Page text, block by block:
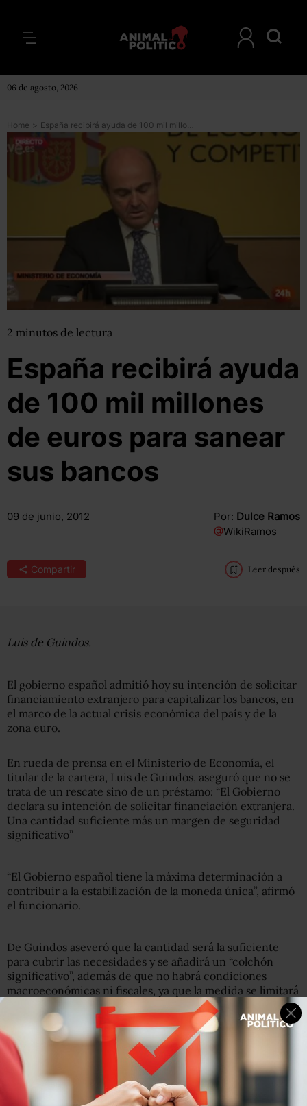
06 de agosto, 2026
Home > España recibirá ayuda de 100 mil millones de euros para sanear sus bancos
2 minutos de lectura
España recibirá ayuda
de 100 mil millones
de euros para sanear
sus bancos
09 de junio, 2012 Por: Dulce Ramos
@WikiRamos
Compartir Leer después
Luis de Guindos.
El gobierno español admitió hoy su intención de solicitar
financiamiento extranjero para capitalizar los bancos, en
el marco de la actual crisis económica del país y de la
zona euro.
En rueda de prensa en el Ministerio de Economía, el
titular de la cartera, Luis de Guindos, aseguró que no se
trata de un rescate sino de un préstamo: “El Gobierno
declara su intención de solicitar financiación extranjera.
Una cantidad suficiente más un margen de seguridad
significativo”
“El Gobierno español tiene la máxima determinación a
contribuir a la estabilización de la moneda única”, afirmó
el funcionario.
De Guindos aseveró que la cantidad será la suficiente
para cubrir las necesidades y se añadirá un “colchón
significativo”, además de que no habrá condiciones
macroeconómicas ni fiscales, ya que la medida se limitará
al sector financiero.